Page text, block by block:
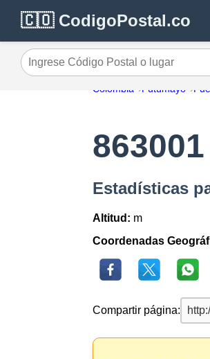
🇨🇴 CodigoPostal.co
Ingrese Código Postal o lugar
Colombia Putumayo
Estadísticas
Altitud: m
Coordenadas
Compartir página: